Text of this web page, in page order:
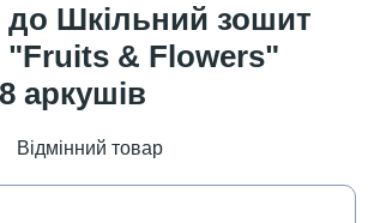
Шкільний зошит
& Flowers"
аркушів